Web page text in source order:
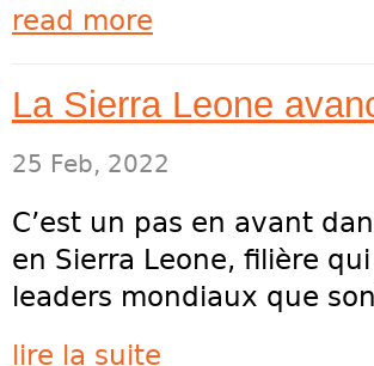
read more
La Sierra Leone
25 Feb, 2022
C’est un pas en avant
en Sierra Leone, filière
leaders mondiaux que
lire la suite